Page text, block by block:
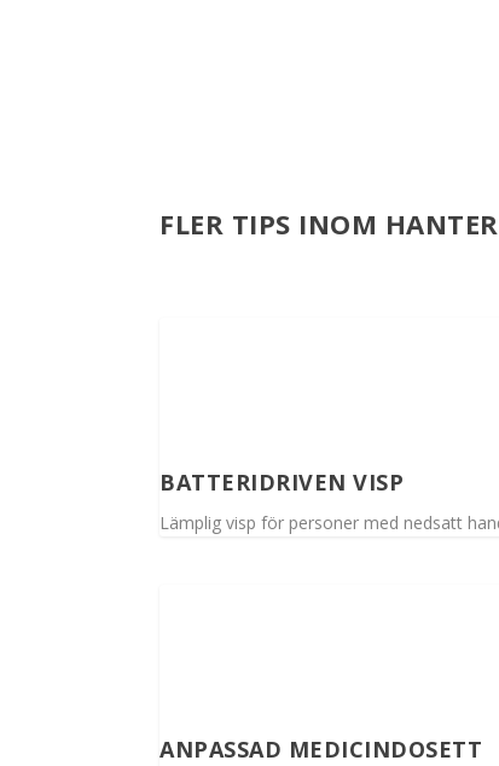
FLER TIPS INOM
BATTERIDRIVEN VISP
Lämplig visp för personer med nedsatt
ANPASSAD MEDICINDOSETT